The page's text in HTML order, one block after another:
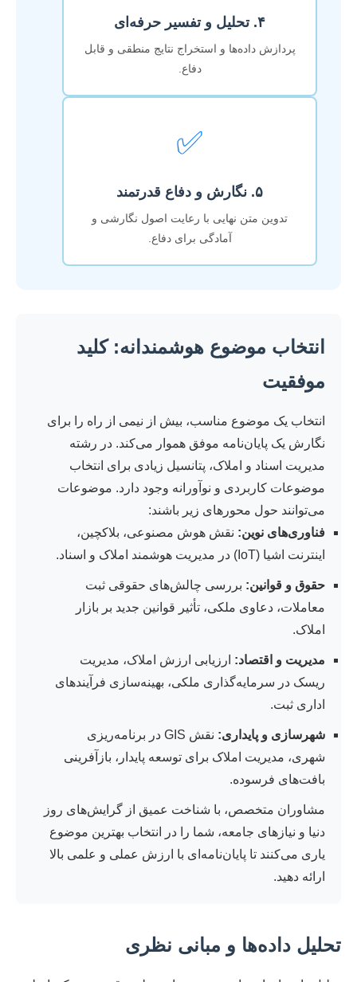
۴. تحلیل و تفسیر حرفه‌ای
پردازش داده‌ها و استخراج نتایج منطقی و قابل
دفاع.
✅
۵. نگارش و دفاع قدرتمند
تدوین متن نهایی با رعایت اصول نگارشی و
آمادگی برای دفاع.
انتخاب موضوع هوشمندانه: کلید
موفقیت
انتخاب یک موضوع مناسب، بیش از نیمی از راه را برای
نگارش یک پایان‌نامه موفق هموار می‌کند. در رشته
مدیریت اسناد و املاک، پتانسیل زیادی برای انتخاب
موضوعات کاربردی و نوآورانه وجود دارد. موضوعات
می‌توانند حول محورهای زیر باشند:
فناوری‌های نوین: نقش هوش مصنوعی، بلاکچین،
اینترنت اشیا (IoT) در مدیریت هوشمند املاک و اسناد.
حقوق و قوانین: بررسی چالش‌های حقوقی ثبت
معاملات، دعاوی ملکی، تأثیر قوانین جدید بر بازار
املاک.
مدیریت و اقتصاد: ارزیابی ارزش املاک، مدیریت
ریسک در سرمایه‌گذاری ملکی، بهینه‌سازی فرآیندهای
اداری ثبت.
شهرسازی و پایداری:
نقش GIS در برنامه‌ریزی
شهری، مدیریت املاک برای توسعه پایدار، بازآفرینی
بافت‌های فرسوده.
مشاوران متخصص، با شناخت عمیق از گرایش‌های روز
دنیا و نیازهای جامعه، شما را در انتخاب بهترین موضوع
یاری می‌کنند تا پایان‌نامه‌ای با ارزش عملی و علمی بالا
ارائه دهید.
تحلیل داده‌ها و مبانی نظری